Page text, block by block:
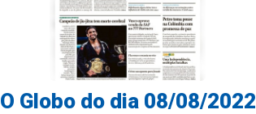
O Globo do dia 08/08/2022